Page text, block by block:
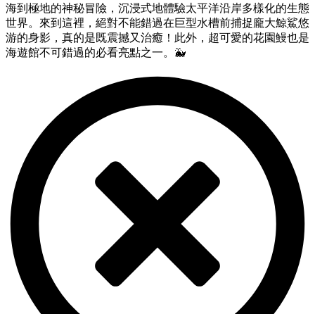
海到極地的神秘冒險， 沉浸式地體驗太平洋沿岸多樣化的生態
世界。 來到這裡， 絕對不能錯過在巨型水槽前捕捉龐大鯨鯊悠
游的身影， 真的是既震撼又治癒！此外， 超可愛的花園鰻也是
海遊館不可錯過的必看亮點之一。 🐳